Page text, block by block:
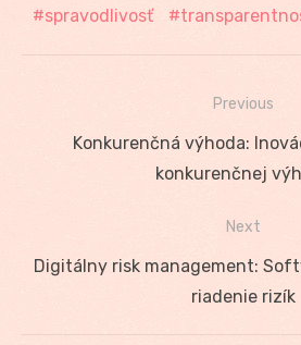
spravodlivosť
Navigácia
Previous
PreviousKonkurenčná výhoda:
konkurenčnej
Next
Next
Digitálny risk management:
riadenie rizík